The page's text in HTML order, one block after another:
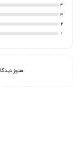
4
3
2
1
هنوز